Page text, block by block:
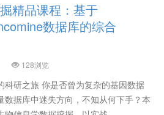
精品课程：基于
数据库的综合
128浏览
科研之旅 你是否曾为复杂的基因数据
数据库中迷失方向，不知从何下手？本